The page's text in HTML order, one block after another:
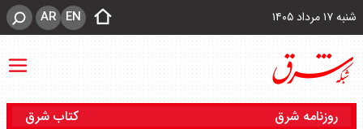
شنبه ۱۷ مرداد ۱۴۰۵ EN
AR
روزنامه شرق کتاب شرق